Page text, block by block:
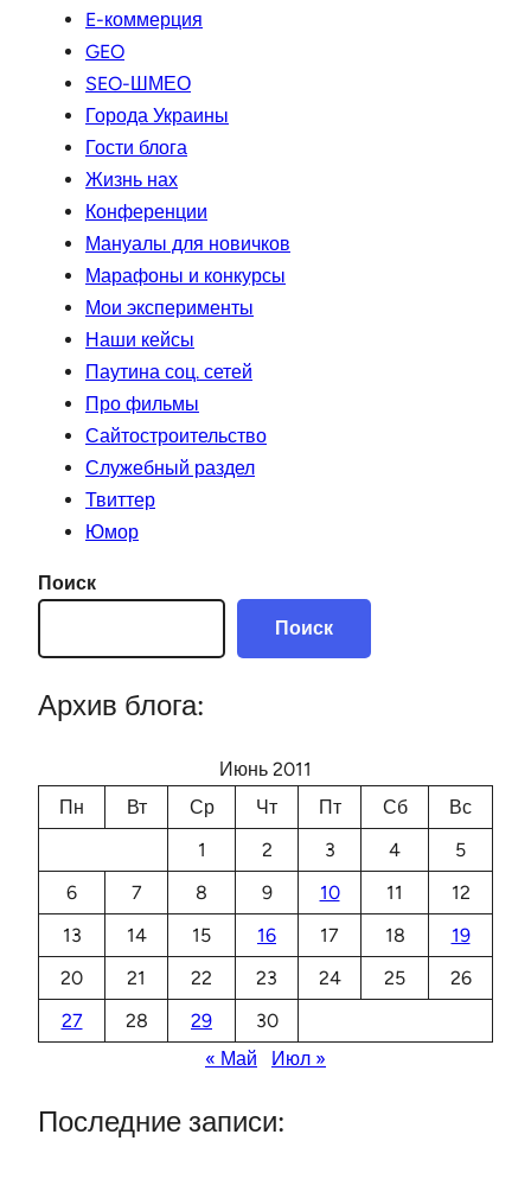
E-коммерция
GEO
SEO-ШМЕО
Города Украины
Гости блога
Жизнь нах
Конференции
Мануалы для новичков
Марафоны и конкурсы
Мои эксперименты
Наши кейсы
Паутина соц. сетей
Про фильмы
Сайтостроительство
Служебный раздел
Твиттер
Юмор
Поиск
Поиск
Архив блога:
Июнь 2011
Пн
Вт Ср Чт Пт Сб
Вс
1
2 3 4
5
6
7 8 9 10 11
12
13
14 15 16 17 18
19
20
21 22 23 24 25
26
27
28 29
30
« Май
Июл »
Последние записи: